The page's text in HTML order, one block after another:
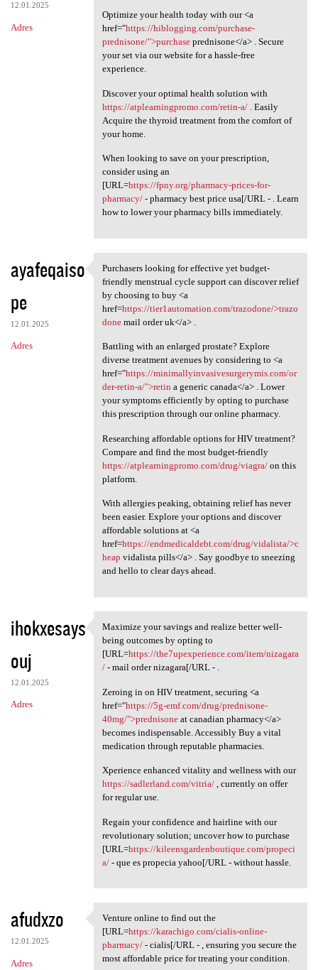
12.01.2025
Adres
Optimize your health today with our <a
href="https://hiblogging.com/purchase-
prednisone/">purchaseprednisone</a> . Secure
your set via our website for a hassle-free
experience.
Discover your optimal health solution with
https://atplearningpromo.com/retin-a/. Easily
Acquire the thyroid treatment from the comfort of
your home.
When looking to save on your prescription,
consider using an
[URL=https://fpny.org/pharmacy-prices-for-
pharmacy/- pharmacy best price usa[/URL - . Learn
how to lower your pharmacy bills immediately.
ayafeqaiso
pe
12.01.2025
Adres
Purchasers looking for
Purchasers looking for effective yet budget-
friendly menstrual cycle support can discover relief
by choosing to buy <a
href=https://tier1automation.com/trazodone/>trazo
donemail order uk</a> .
Battling with an enlarged prostate? Explore
diverse treatment avenues by considering to <a
href="https://minimallyinvasivesurgerymis.com/or
der-retin-a/">retin a generic canada</a> . Lower
your symptoms efficiently by opting to purchase
this prescription through our online pharmacy.
Researching affordable options for HIV treatment?
Compare and find the most budget-friendly
https://atplearningpromo.com/drug/viagra/on this
platform.
With allergies peaking, obtaining relief has never
been easier. Explore your options and discover
affordable solutions at <a
href=https://endmedicaldebt.com/drug/vidalista/>c
heap vidalista pills</a> . Say goodbye to sneezing
and hello to clear days ahead.
ihokxesays
ouj
12.01.2025
Adres
Maximize your savings and
Maximize your savings and realize better well-
being outcomes by opting to
[URL=https://the7upexperience.com/item/nizagara
/- mail order nizagara[/URL - .
Zeroing in on HIV treatment, securing <a
href="https://5g-emf.com/drug/prednisone-
40mg/">prednisoneat canadian pharmacy</a>
becomes indispensable. Accessibly Buy a vital
medication through reputable pharmacies.
Xperience enhanced vitality and wellness with our
https://sadlerland.com/vitria/, currently on offer
for regular use.
Regain your confidence and hairline with our
revolutionary solution; uncover how to purchase
[URL=https://kileensgardenboutique.com/propeci
a/- que es propecia yahoo[/URL - without hassle.
afudxzo
12.01.2025
Adres
Venture online to find out
Venture online to find out the
[URL=https://karachigo.com/cialis-online-
pharmacy/- cialis[/URL - , ensuring you secure the
most affordable price for treating your condition.